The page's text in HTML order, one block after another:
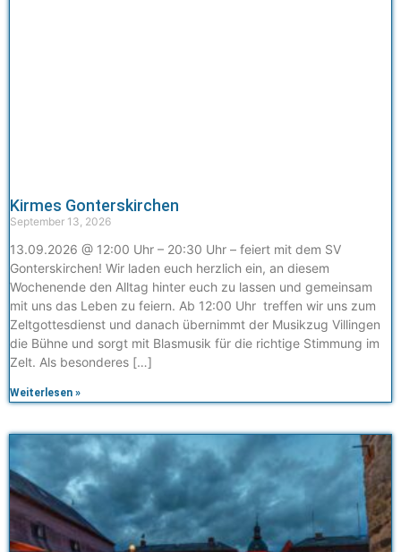
Kirmes Gonterskirchen
September 13, 2026
13.09.2026 @ 12:00 Uhr – 20:30 Uhr – feiert mit dem SV
Gonterskirchen! Wir laden euch herzlich ein, an diesem
Wochenende den Alltag hinter euch zu lassen und gemeinsam
mit uns das Leben zu feiern. Ab 12:00 Uhr treffen wir uns zum
Zeltgottesdienst und danach übernimmt der Musikzug Villingen
die Bühne und sorgt mit Blasmusik für die richtige Stimmung im
Zelt. Als besonderes […]
Weiterlesen »